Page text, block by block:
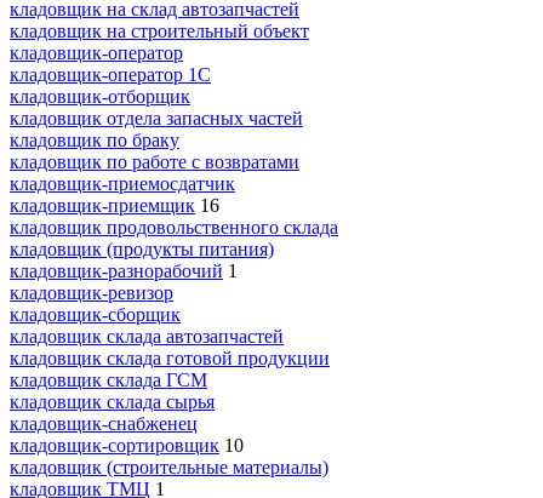
кладовщик на склад автозапчастей
кладовщик на строительный объект
кладовщик-оператор
кладовщик-оператор 1С
кладовщик-отборщик
кладовщик отдела запасных частей
кладовщик по браку
кладовщик по работе с возвратами
кладовщик-приемосдатчик
кладовщик-приемщик 16
кладовщик продовольственного склада
кладовщик (продукты питания)
кладовщик-разнорабочий 1
кладовщик-ревизор
кладовщик-сборщик
кладовщик склада автозапчастей
кладовщик склада готовой продукции
кладовщик склада ГСМ
кладовщик склада сырья
кладовщик-снабженец
кладовщик-сортировщик 10
кладовщик (строительные материалы)
кладовщик ТМЦ 1